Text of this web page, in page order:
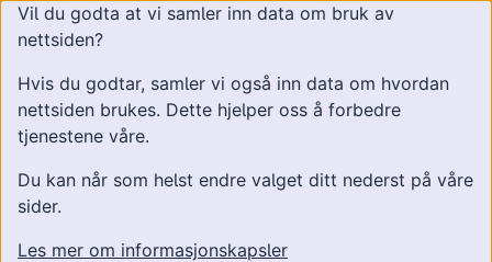
Vil du godta at vi samler inn data om bruk av
nettsiden?
Hvis du godtar, samler vi også inn data om hvordan
nettsiden brukes. Dette hjelper oss å forbedre
tjenestene våre.
Du kan når som helst endre valget ditt nederst på våre
sider.
Les mer om informasjonskapsler